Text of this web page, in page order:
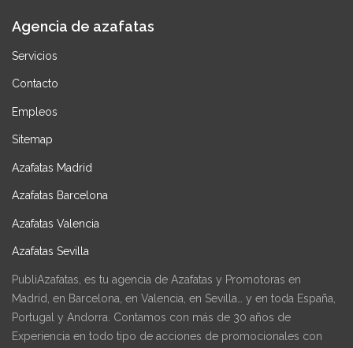
Agencia de azafatas
Servicios
Contacto
Empleos
Sitemap
Azafatas Madrid
Azafatas Barcelona
Azafatas Valencia
Azafatas Sevilla
PubliAzafatas, es tu agencia de Azafatas y Promotoras en
Madrid, en Barcelona, en Valencia, en Sevilla… y en toda España,
Portugal y Andorra. Contamos con más de 30 años de
Experiencia en todo tipo de acciones de promocionales con